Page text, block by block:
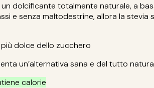
dolcificante totalmente naturale, a
e senza maltodestrine, allora la stevia
dolce dello zucchero
un’alternativa sana e del tutto
calorie